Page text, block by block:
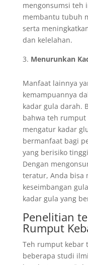
mengonsumsi teh
membantu tubuh
serta
dan kelelahan.
Menurunkan
Manfaat lainnya
kemampuannya
kadar gula darah.
bahwa teh
mengatur kadar
bermanfaat bagi
yang berisiko
Dengan
teratur, Anda bisa
keseimbangan
kadar gula yang
Penelitian
Rumput
Teh rumput kebar
beberapa studi